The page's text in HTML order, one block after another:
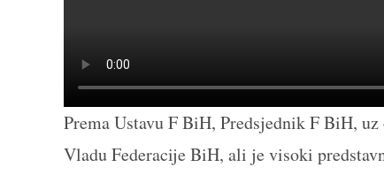
Prema Ustavu F BiH, Predsjednik F BiH,
Vladu Federacije BiH, ali je visoki